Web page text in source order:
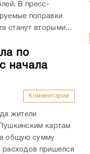
В пресс-
поправки
станут вторыми...
по
начала
Комментарии
жители
картам
общую сумму
пришелся